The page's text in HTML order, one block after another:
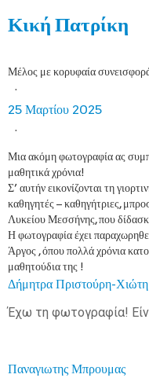
Κική Πατρίκη
Μέλος με κορυφαία
·
25 Μαρτίου 2025
·
Μια ακόμη φωτογραφία ας
μαθητικά χρόνια!
Σ’ αυτήν εικονίζονται τη
καθηγητές – καθηγήτριες,
Λυκείου Μεσσήνης, που
Η φωτογραφία έχει
Άργος , όπου πολλά χρόνια
μαθητούδια της !
Δήμητρα Πριστούρη-Χιώτη
Έχω τη φωτογραφία!
Παναγιωτης Μπρουμας